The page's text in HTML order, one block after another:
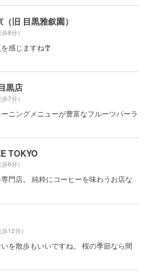
旧 目黒雅叙園）
歩8分）
感じますね🎐
黒店
歩7分）
ーニングメニューが豊富なフルーツパーラ
TOKYO
歩6分）
門店。 純粋にコーヒーを味わうお店な
歩12分）
を散歩もいいですね。 桜の季節なら間